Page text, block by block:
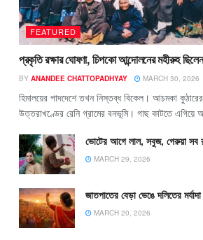
FEATURED
প্রকৃতি রক্ষার ঘোষণা, চিপকো আন্দোলনের মহীরুহ
BY ANANDEE CHATTOPADHYAY MARCH 30, 2026
হিমালয়ের পাদদেশে তখন নিস্তব্ধ বিকেল। আচমকা
উত্তরাখণ্ডের রেনি গ্রামের বনভূমি। গাছ কাটতে এগিয়ে
ভোটের আগে লাল, সবুজ, গেরুয়া সব
MARCH 29, 2026
জাতপাতের বেড়া ভেঙে দলিতের
MARCH 20, 2026